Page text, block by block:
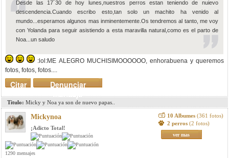
Desde las 17´30 de hoy lunes,nuestros perros estan teniendo de nuievo
descendencia.Cuando escribo esto,tan solo un machito ha venido al
mundo...esperamos algunos mas inminentemente.Os tendremos al tanto, me voy
con Yolanda para seguir asistiendo a esta maravilla natural,como es el parto de
Noa...un saludo
:lol:ME ALEGRO MUCHISIMOOOOOO, enhorabuena y queremos
fotos, fotos, fotos....
Denunciar
mensaje
Citar
Titulo: Micky y Noa ya son de nuevo papas..
Mickynoa
¡Adicto Total!
1290 mensajes
10 Albumes (361 fotos)
2 perros (2 fotos)
ver mas